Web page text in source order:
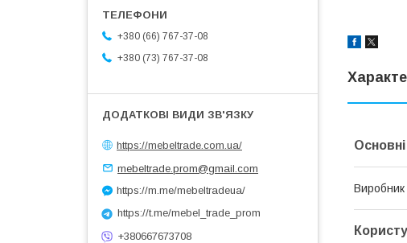
Основні
Виробник
+380 (66) 767-37-08
+380 (73) 767-37-08
https://mebeltrade.com.ua/
mebeltrade.prom@gmail.com
https://m.me/mebeltradeua/
https://t.me/mebel_trade_prom
+380667673708